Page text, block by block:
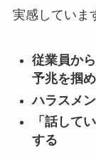
実感していま
従業員か
予兆を掴め
ハラスメ
「話して
する